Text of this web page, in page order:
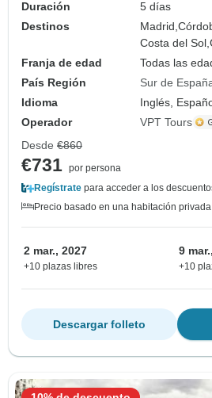
Duración
5 días
Destinos
Madrid,
Costa del Sol,
Franja de edad
Todas las
País Región
Sur de
Idioma
Inglés,
Operador
VPT Tours
Desde €860
€731 por persona
Regístrate para acceder a los
Precio basado en una habitación
2 mar., 2027
+10 plazas libres
9
+10
Descargar folleto